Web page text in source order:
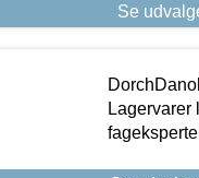
Se
Lagervarer